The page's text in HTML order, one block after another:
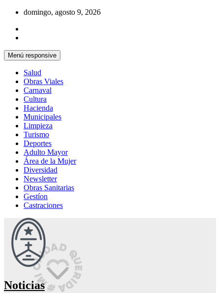
Saltar
contenido
domingo, agosto 9, 2026
Menú responsive
Salud
Obras Viales
Carnaval
Cultura
Hacienda
Municipales
Limpieza
Turismo
Deportes
Adulto Mayor
Área de la Mujer
Diversidad
Newsletter
Obras Sanitarias
Gestíon
Castraciones
Noticias